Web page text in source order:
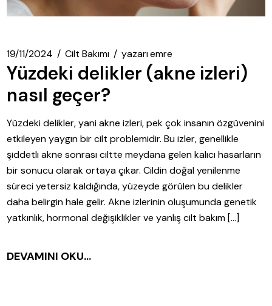
19/11/2024 Cilt Bakımı yazarıemre
Yüzdeki delikler (akne izleri)
nasıl geçer?
Yüzdeki delikler, yani akne izleri, pek çok insanın özgüvenini
etkileyen yaygın bir cilt problemidir. Bu izler, genellikle
şiddetli akne sonrası ciltte meydana gelen kalıcı hasarların
bir sonucu olarak ortaya çıkar. Cildin doğal yenilenme
süreci yetersiz kaldığında, yüzeyde görülen bu delikler
daha belirgin hale gelir. Akne izlerinin oluşumunda genetik
yatkınlık, hormonal değişiklikler ve yanlış cilt bakım […]
DEVAMINI OKU...